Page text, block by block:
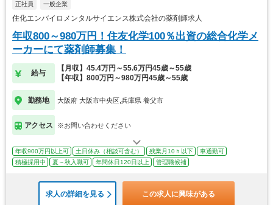
正社員 一般企業
住化エンバイロメンタルサイエンス株式会社の薬剤師求人
年収800～980万円！住友化学100％出資の総合化学メ
ーカーにて薬剤師募集！
給与
【月収】45.4万円～55.6万円45歳～55歳
【年収】800万円～980万円45歳～55歳
勤務地 大阪府 大阪市中央区,兵庫県 養父市
アクセス ※お問い合わせください
年収900万円以上可 土日休み（相談可含む） 残業月10ｈ以下
車通勤可
積極採用中
夏～秋入職可 年間休日120日以上 管理職候補
求人の詳細を見る この求人に興味がある